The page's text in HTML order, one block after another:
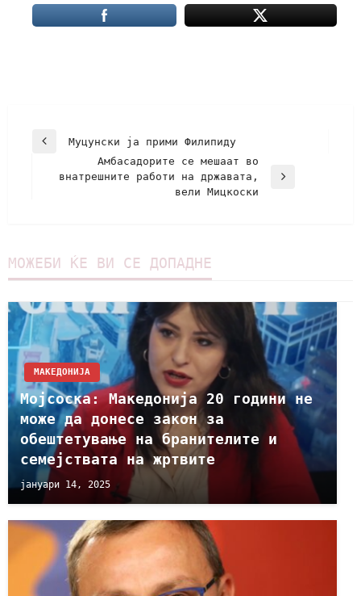
Муцунски ja прими Филипиду
Амбасадорите се мешаат во
внатрешните работи на државата,
вели Мицкоски
МОЖЕБИ ЌЕ ВИ СЕ ДОПАДНЕ
МАКЕДОНИЈА
Мојсоска: Македонија 20 години не
може да донесе закон за
обештетување на бранителите и
семејствата на жртвите
јануари 14, 2025